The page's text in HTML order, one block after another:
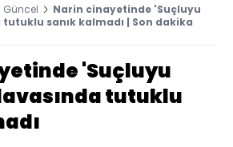
Güncel
Narin cinayetinde 'Suçluyu
sanık kalmadı | Son dakika
'Suçluyu
tutuklu